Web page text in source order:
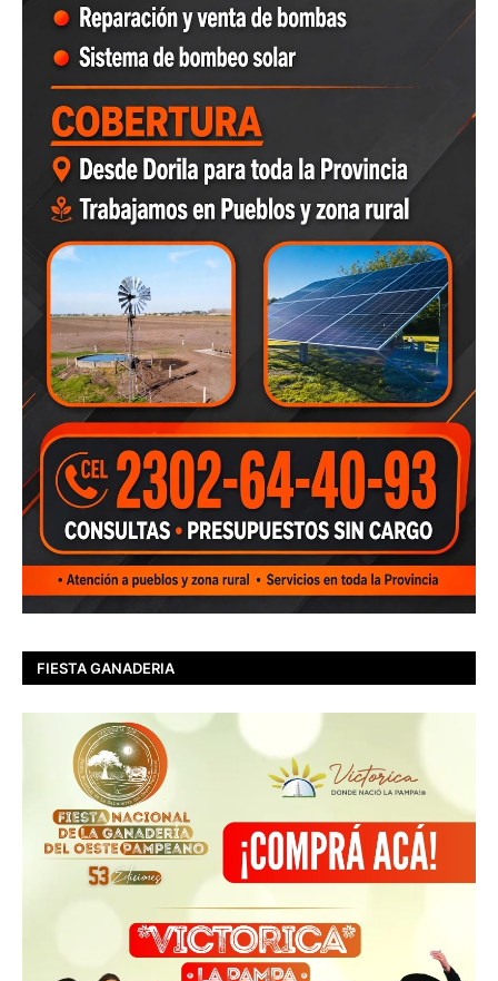
FIESTA GANADERIA